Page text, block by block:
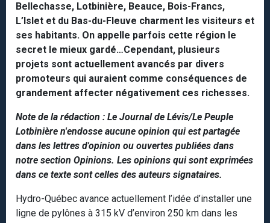
Bellechasse, Lotbinière, Beauce, Bois-Francs,
L’Islet et du Bas-du-Fleuve charment les visiteurs et
ses habitants. On appelle parfois cette région le
secret le mieux gardé…Cependant, plusieurs
projets sont actuellement avancés par divers
promoteurs qui auraient comme conséquences de
grandement affecter négativement ces richesses.
Note de la rédaction : Le Journal de Lévis/Le Peuple
Lotbinière n'endosse aucune opinion qui est partagée
dans les lettres d'opinion ou ouvertes publiées dans
notre section Opinions. Les opinions qui sont exprimées
dans ce texte sont celles des auteurs signataires.
Hydro-Québec avance actuellement l’idée d’installer une
ligne de pylônes à 315 kV d’environ 250 km dans les